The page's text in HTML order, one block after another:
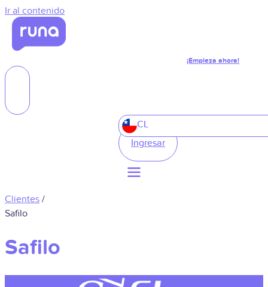
Ir al contenido
¡Empieza ahora!
CL
Ingresar
Clientes /
Safilo
Safilo